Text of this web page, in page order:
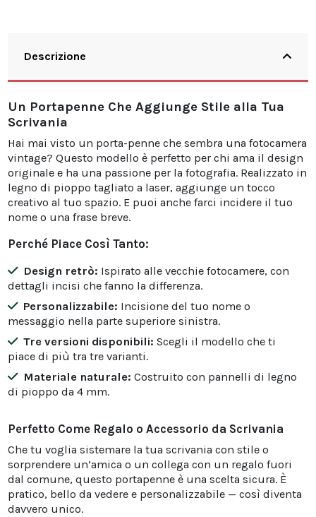
Descrizione
Un Portapenne Che Aggiunge Stile alla Tua
Scrivania
Hai mai visto un porta-penne che sembra una fotocamera
vintage? Questo modello è perfetto per chi ama il design
originale e ha una passione per la fotografia. Realizzato in
legno di pioppo tagliato a laser, aggiunge un tocco
creativo al tuo spazio. E puoi anche farci incidere il tuo
nome o una frase breve.
Perché Piace Così Tanto:
Design retrò: Ispirato alle vecchie fotocamere, con
dettagli incisi che fanno la differenza.
Personalizzabile: Incisione del tuo nome o
messaggio nella parte superiore sinistra.
Tre versioni disponibili: Scegli il modello che ti
piace di più tra tre varianti.
Materiale naturale: Costruito con pannelli di legno
di pioppo da 4 mm.
Perfetto Come Regalo o Accessorio da Scrivania
Che tu voglia sistemare la tua scrivania con stile o
sorprendere un’amica o un collega con un regalo fuori
dal comune, questo portapenne è una scelta sicura. È
pratico, bello da vedere e personalizzabile — così diventa
davvero unico.